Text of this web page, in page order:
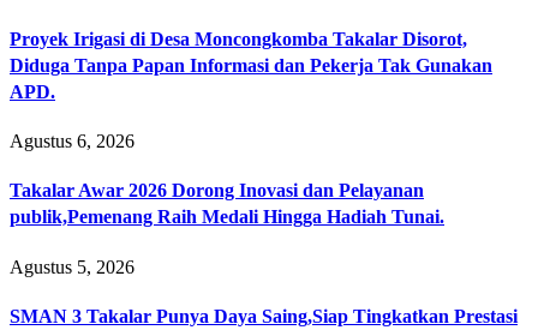
Proyek Irigasi di Desa Moncongkomba Takalar Disorot,
Diduga Tanpa Papan Informasi dan Pekerja Tak Gunakan
APD.
Agustus 6, 2026
Takalar Awar 2026 Dorong Inovasi dan Pelayanan
publik,Pemenang Raih Medali Hingga Hadiah Tunai.
Agustus 5, 2026
SMAN 3 Takalar Punya Daya Saing,Siap Tingkatkan Prestasi